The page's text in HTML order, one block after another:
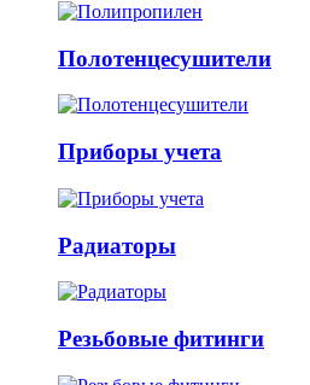
Полотенцесушители
Приборы учета
Радиаторы
Резьбовые фитинги